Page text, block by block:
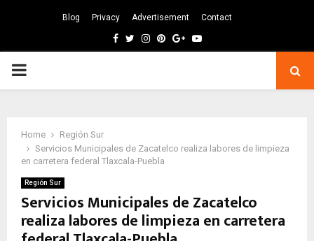
Blog Privacy Advertisement Contact
Facebook
TwitterInstagram
Pinterest
GoogleYoutube
PRIMARY
Home
Región Sur
Servicios Municipales de Zacatelco realiza labores de limpieza
en carretera federal Tlaxcala-Puebla
Región Sur
Servicios Municipales de Zacatelco
realiza labores de limpieza en carretera